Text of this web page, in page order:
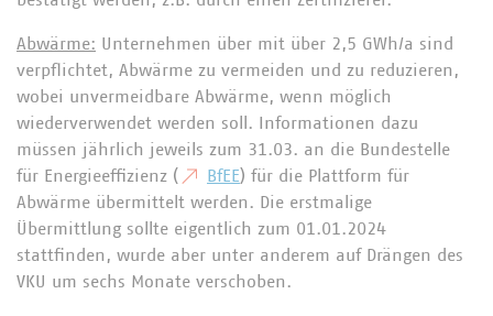
Abwärme: Unternehmen über mit über 2,5 GWh/a sind
verpflichtet, Abwärme zu vermeiden und zu reduzieren,
wobei unvermeidbare Abwärme, wenn möglich
wiederverwendet werden soll. Informationen dazu
müssen jährlich jeweils zum 31.03. an die Bundestelle
für Energieeffizienz (
BfEE) für die Plattform für
Abwärme übermittelt werden. Die erstmalige
Übermittlung sollte eigentlich zum 01.01.2024
stattfinden, wurde aber unter anderem auf Drängen des
VKU um sechs Monate verschoben.